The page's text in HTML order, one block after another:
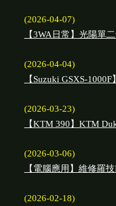
(2026-04-07)
【3WA日常】光陽單
(2026-04-04)
【Suzuki GSXS-
(2026-03-23)
【KTM 390】KTM
(2026-03-06)
【電腦應用】維修羅
(2026-02-18)